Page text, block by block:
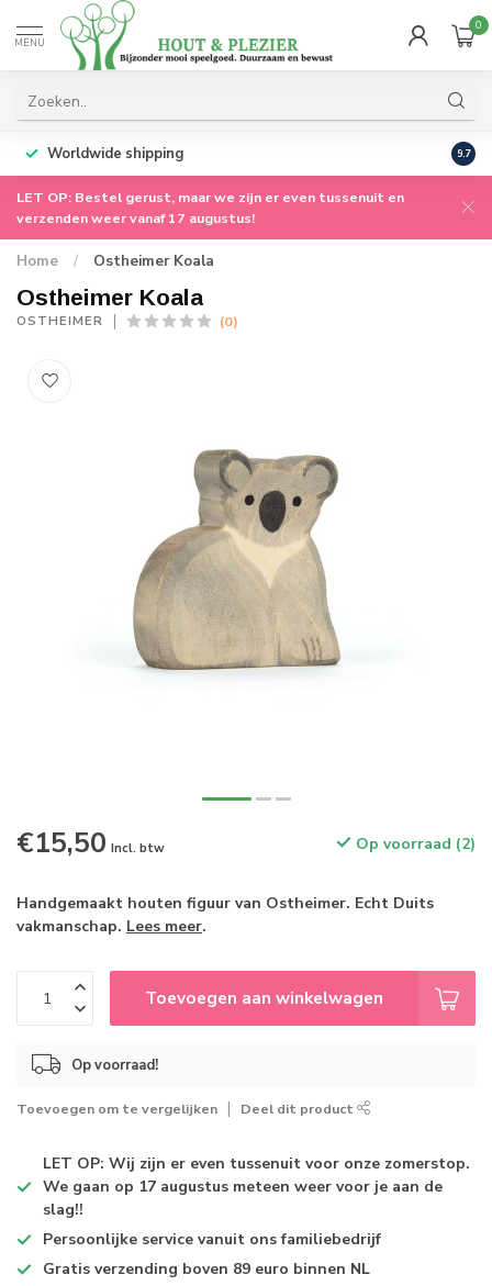
MENU
0
Worldwide shipping 9.7
LET OP: Bestel gerust, maar we zijn er even tussenuit en
verzenden weer vanaf 17 augustus!
Home / Ostheimer Koala
Ostheimer Koala
OSTHEIMER (0)
€15,50 Incl. btw Op voorraad (2)
Handgemaakt houten figuur van Ostheimer. Echt Duits
vakmanschap. Lees meer.
Toevoegen aan winkelwagen
Op voorraad!
Toevoegen om te vergelijken Deel dit product
LET OP: Wij zijn er even tussenuit voor onze zomerstop.
We gaan op 17 augustus meteen weer voor je aan de
slag!!
Persoonlijke service vanuit ons familiebedrijf
Gratis verzending boven 89 euro binnen NL